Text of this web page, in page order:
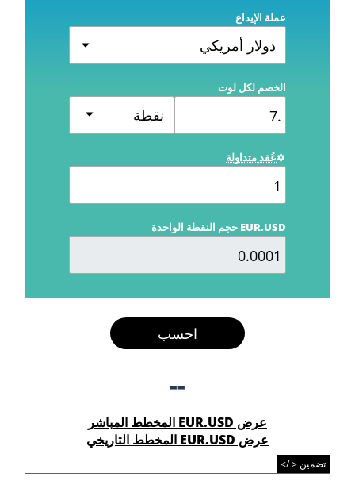
عملة الإيداع
دولار أمريكي
الخصم لكل لوت
نقطة
عُقد متداولة
EUR.USD حجم النقطة الواحدة
احسب
--
عرض EUR.USD المخطط المباشر
عرض EUR.USD المخطط التاريخي
تضمين < />